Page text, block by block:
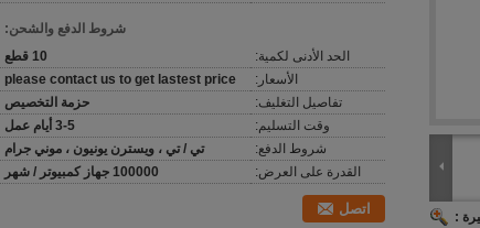
:
شروط الدفع والشحن:
الحد الأدنى لكمية:
10 قطع
الأسعار:
please contact us to get lastest price
تفاصيل التغليف:
حزمة التخصيص
وقت التسليم:
3-5 أيام عمل
شروط الدفع:
تي / تي ، ويسترن يونيون ، موني جرام
القدرة على العرض:
100000 جهاز كمبيوتر / شهر
اتصل